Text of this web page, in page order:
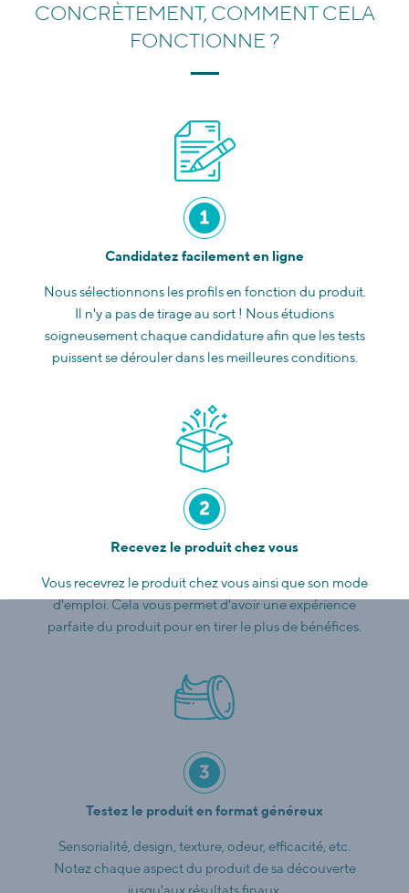
CONCRÈTEMENT, COMMENT CELA
FONCTIONNE ?
Candidatez facilement en ligne
Nous sélectionnons les profils en fonction du produit.
Il n'y a pas de tirage au sort ! Nous étudions
soigneusement chaque candidature afin que les tests
puissent se dérouler dans les meilleures conditions.
Recevez le produit chez vous
Vous recevrez le produit chez vous ainsi que son mode
d'emploi. Cela vous permet d'avoir une expérience
parfaite du produit pour en tirer le plus de bénéfices.
Testez le produit en format généreux
Sensorialité, design, texture, odeur, efficacité, etc.
Notez chaque aspect du produit de sa découverte
jusqu'aux résultats finaux.